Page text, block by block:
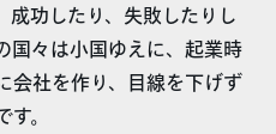
成功したり、失敗したりし
国々は小国ゆえに、起業時
会社を作り、目線を下げず
。